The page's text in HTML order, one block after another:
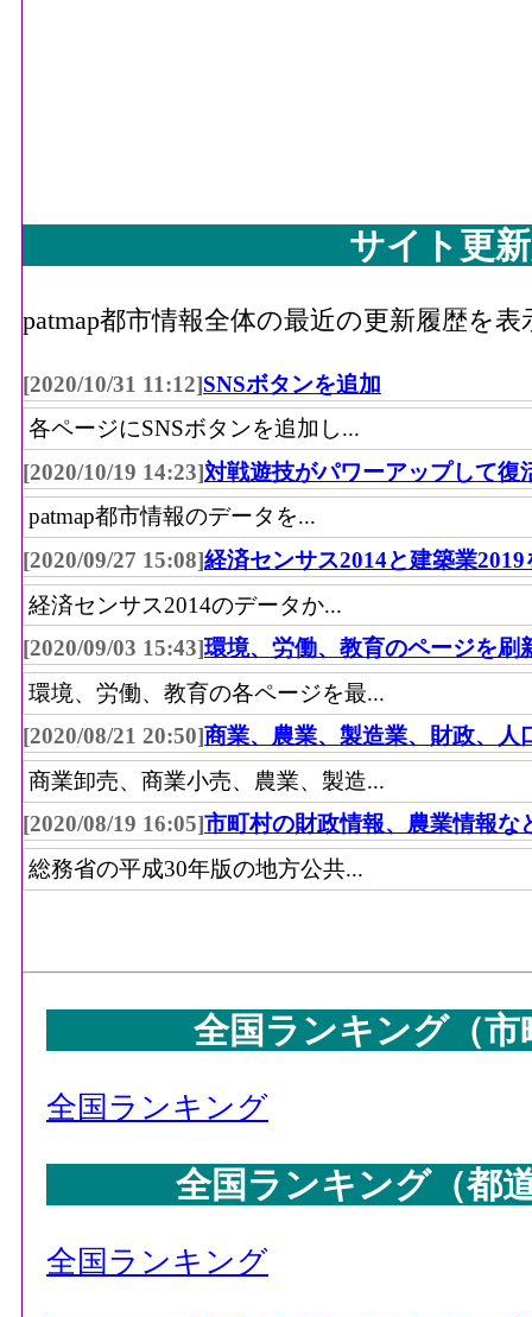
サイト更
patmap都市情報全体の最近の更新履歴を表
[2020/10/31 11:12]SNSボタンを追加
各ページにSNSボタンを追加し...
[2020/10/19 14:23]対戦遊技がパワーアップして復
patmap都市情報のデータを...
[2020/09/27 15:08]経済センサス2014と建築業2019
経済センサス2014のデータか...
[2020/09/03 15:43]環境、労働、教育のページを刷
環境、労働、教育の各ページを最...
[2020/08/21 20:50]商業、農業、製造業、財政、人
商業卸売、商業小売、農業、製造...
[2020/08/19 16:05]市町村の財政情報、農業情報な
総務省の平成30年版の地方公共...
全国ランキング（
全国ランキング
全国ランキング（都
全国ランキング